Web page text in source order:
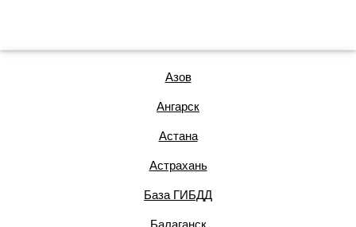
Азов
Ангарск
Астана
Астрахань
База ГИБДД
Балаганск